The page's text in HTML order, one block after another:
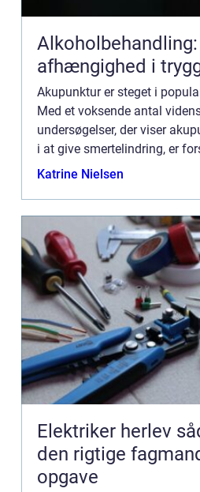
afhængighed i
Akupunktur er steget i
Med et voksende antal
undersøgelser, der viser
i at give smertelindring, er
sundhedsmedarbejdere
Katrine Nielsen
Elektriker herlev sådan vælger du
den rigtige
opgave